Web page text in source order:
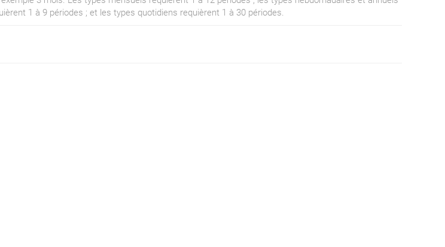
1 à 9 périodes ; et les types quotidiens requièrent 1 à 30 périodes.